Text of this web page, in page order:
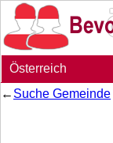
Österreich
← Suche Gemeinde